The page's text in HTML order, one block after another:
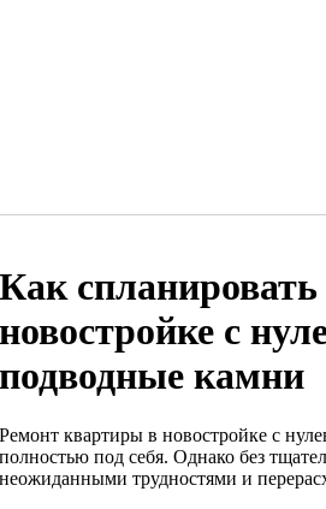
Как
новостройке с
подводные камни
Ремонт квартиры в новостройке с
полностью под себя. Однако без
неожиданными трудностями и